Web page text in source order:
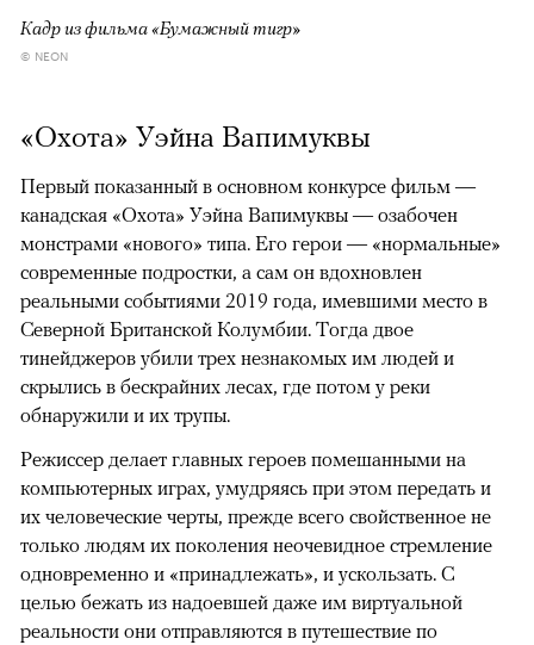
Кадр из фильма «Бумажный тигр»
© NEON
«Охота» Уэйна Вапимуквы
Первый показанный в основном конкурсе фильм —
канадская «Охота» Уэйна Вапимуквы — озабочен
монстрами «нового» типа. Его герои — «нормальные»
современные подростки, а сам он вдохновлен
реальными событиями 2019 года, имевшими место в
Северной Британской Колумбии. Тогда двое
тинейджеров убили трех незнакомых им людей и
скрылись в бескрайних лесах, где потом у реки
обнаружили и их трупы.
Режиссер делает главных героев помешанными на
компьютерных играх, умудряясь при этом передать и
их человеческие черты, прежде всего свойственное не
только людям их поколения неочевидное стремление
одновременно и «принадлежать», и ускользать. С
целью бежать из надоевшей даже им виртуальной
реальности они отправляются в путешествие по